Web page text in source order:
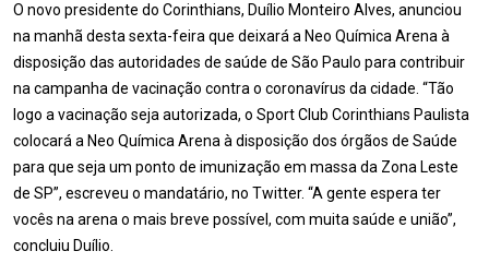
O novo presidente do Corinthians, Duílio Monteiro Alves, anunciou
na manhã desta sexta-feira que deixará a Neo Química Arena à
disposição das autoridades de saúde de São Paulo para contribuir
na campanha de vacinação contra o coronavírus da cidade. “Tão
logo a vacinação seja autorizada, o Sport Club Corinthians Paulista
colocará a Neo Química Arena à disposição dos órgãos de Saúde
para que seja um ponto de imunização em massa da Zona Leste
de SP”, escreveu o mandatário, no Twitter. “A gente espera ter
vocês na arena o mais breve possível, com muita saúde e união”,
concluiu Duílio.